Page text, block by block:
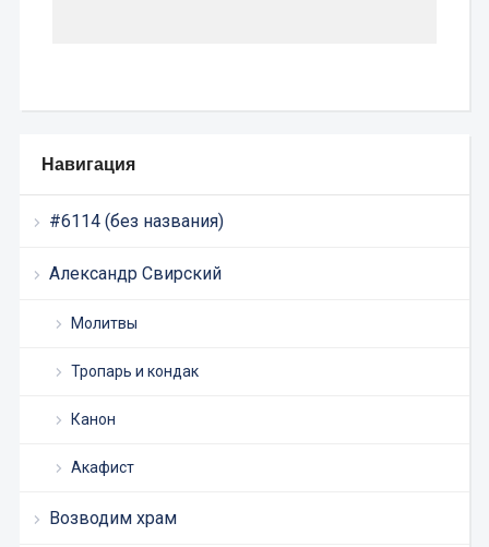
Навигация
#6114 (без названия)
Александр Свирский
Молитвы
Тропарь и кондак
Канон
Акафист
Возводим храм